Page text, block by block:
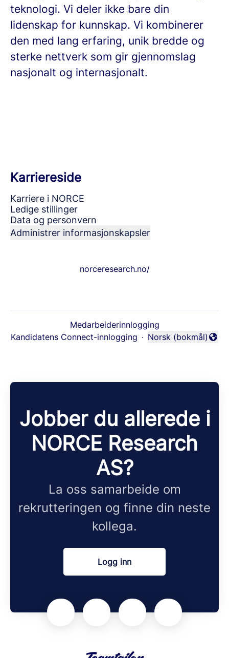
teknologi. Vi deler ikke bare din
lidenskap for kunnskap. Vi kombinerer
den med lang erfaring, unik bredde og
sterke nettverk som gir gjennomslag
nasjonalt og internasjonalt.
Karriereside
Karriere i NORCE
Ledige stillinger
Data og personvern
Administrer informasjonskapsler
norceresearch.no/
Medarbeiderinnlogging
Kandidatens Connect-innlogging ·
Endre språk
Norsk (bokmål)
Jobber du allerede i
NORCE Research
AS?
La oss samarbeide om
rekrutteringen og finne din neste
kollega.
Logg inn